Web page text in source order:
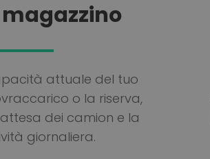
attuale del tuo
o la riserva,
dei camion e la
giornaliera.